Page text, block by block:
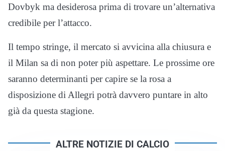
Dovbyk ma desiderosa prima di trovare un’alternativa
credibile per l’attacco.
Il tempo stringe, il mercato si avvicina alla chiusura e
il Milan sa di non poter più aspettare. Le prossime ore
saranno determinanti per capire se la rosa a
disposizione di Allegri potrà davvero puntare in alto
già da questa stagione.
ALTRE NOTIZIE DI CALCIO